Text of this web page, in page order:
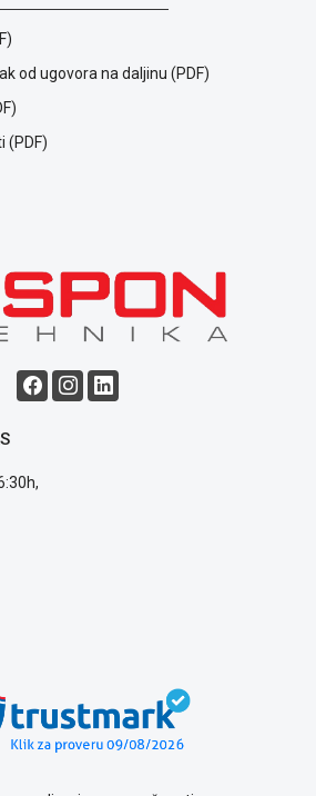
od ugovora na daljinu (PDF)
(PDF)